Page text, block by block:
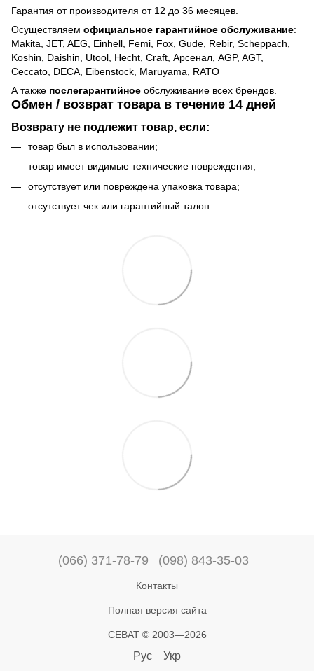
Гарантия от производителя от 12 до 36 месяцев.
Осуществляем официальное гарантийное обслуживание:
Makita, JET, AEG, Einhell, Femi, Fox, Gude, Rebir, Scheppach,
Koshin, Daishin, Utool, Hecht, Craft, Арсенал, AGP, AGT,
Ceccato, DECA, Eibenstock, Maruyama, RATO
А также послегарантийное обслуживание всех брендов.
Обмен / возврат товара в течение 14 дней
Возврату не подлежит товар, если:
товар был в использовании;
товар имеет видимые технические повреждения;
отсутствует или повреждена упаковка товара;
отсутствует чек или гарантийный талон.
(066) 371-78-79 (098) 843-35-03
Контакты
Полная версия сайта
СЕВАТ © 2003—2026
Рус Укр